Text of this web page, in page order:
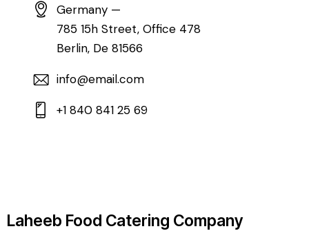
Germany —
785 15h Street, Office 478
Berlin, De 81566
info@email.com
+1 840 841 25 69
Laheeb Food Catering Company